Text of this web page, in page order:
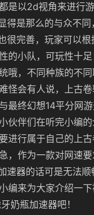
是以2d视角来进行
得是那么的与众不
很完善，玩家可以
的小队，可玩性十
哦，不同种族的不
怪会有人说，上古卷
最终幻想14平分网
伙伴们在听完小编
进行属于自己的上古
，作为一款对网速要
速器的话可是无法
编来为大家介绍一
奶瓶加速器吧！